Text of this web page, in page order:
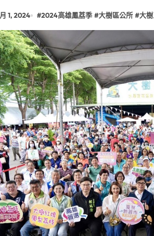
台青創業路艱辛 兩岸融合編織青春夢
1, 2024 #2024高雄鳳荔季 #大樹區公所 #大